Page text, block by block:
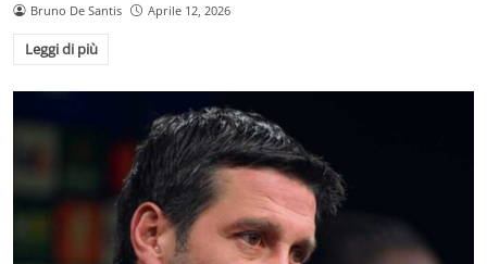
Bruno De Santis Aprile 12, 2026
Leggi di più